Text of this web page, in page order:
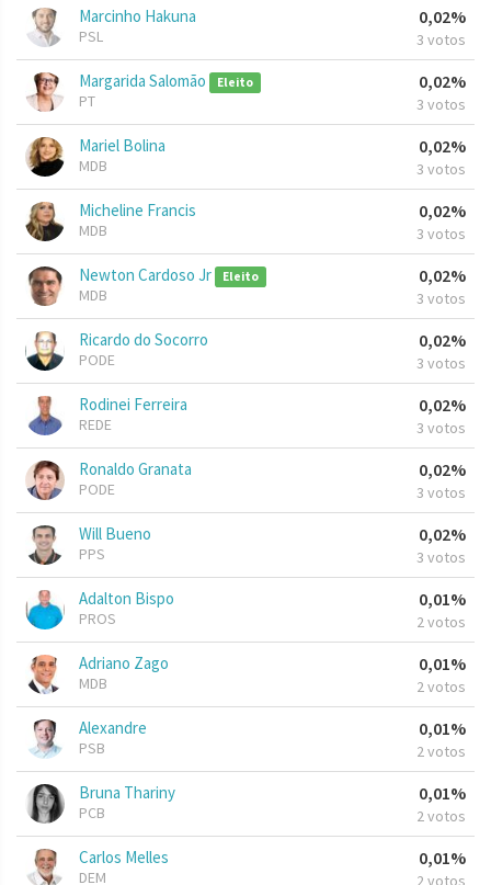
Marcinho Hakuna
PSL
0,02%
3 votos
Margarida Salomão Eleito
PT
0,02%
3 votos
Mariel Bolina
MDB
0,02%
3 votos
Micheline Francis
MDB
0,02%
3 votos
Newton Cardoso Jr Eleito
MDB
0,02%
3 votos
Ricardo do Socorro
PODE
0,02%
3 votos
Rodinei Ferreira
REDE
0,02%
3 votos
Ronaldo Granata
PODE
0,02%
3 votos
Will Bueno
PPS
0,02%
3 votos
Adalton Bispo
PROS
0,01%
2 votos
Adriano Zago
MDB
0,01%
2 votos
Alexandre
PSB
0,01%
2 votos
Bruna Thariny
PCB
0,01%
2 votos
Carlos Melles
DEM
0,01%
2 votos